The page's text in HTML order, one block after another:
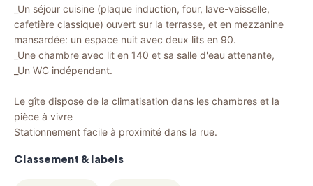
_Un séjour cuisine (plaque induction, four, lave-vaisselle,
cafetière classique) ouvert sur la terrasse, et en mezzanine
mansardée: un espace nuit avec deux lits en 90.
_Une chambre avec lit en 140 et sa salle d'eau attenante,
_Un WC indépendant.
Le gîte dispose de la climatisation dans les chambres et la
pièce à vivre
Stationnement facile à proximité dans la rue.
Classement & labels